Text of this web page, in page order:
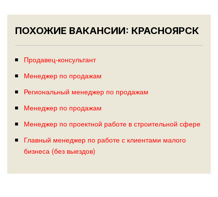
ПОХОЖИЕ ВАКАНСИИ: КРАСНОЯРСК
Продавец-консультант
Менеджер по продажам
Региональный менеджер по продажам
Менеджер по продажам
Менеджер по проектной работе в строительной сфере
Главный менеджер по работе с клиентами малого
бизнеса (без выездов)